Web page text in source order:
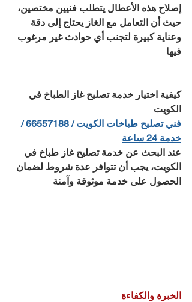
إصلاح هذه الأعطال يتطلب فنيين مختصين،
حيث أن التعامل مع الغاز يحتاج إلى دقة
وعناية كبيرة لتجنب أي حوادث غير مرغوب
فيها
كيفية اختيار خدمة تصليح غاز الطباخ في
الكويت
فني تصليح طباخات الكويت / 66557188 /
خدمة 24 ساعة
عند البحث عن خدمة تصليح غاز طباخ في
الكويت، يجب أن تتوافر عدة شروط لضمان
الحصول على خدمة موثوقة وآمنة
الخبرة والكفاءة